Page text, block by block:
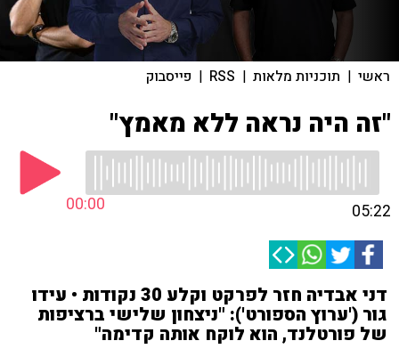
ראשי | תוכניות מלאות |
RSS
| פייסבוק
"זה היה נראה ללא מאמץ"
00:00 05:22
דני אבדיה חזר לפרקט וקלע 30 נקודות • עידו
גור ('ערוץ הספורט'): "ניצחון שלישי ברציפות
של פורטלנד, הוא לוקח אותה קדימה"